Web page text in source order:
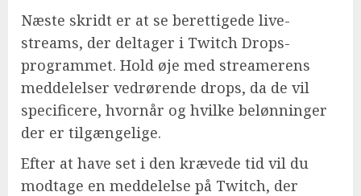
Næste skridt er at se berettigede live-
streams, der deltager i Twitch Drops-
programmet. Hold øje med streamerens
meddelelser vedrørende drops, da de vil
specificere, hvornår og hvilke belønninger
der er tilgængelige.
Efter at have set i den krævede tid vil du
modtage en meddelelse på Twitch, der